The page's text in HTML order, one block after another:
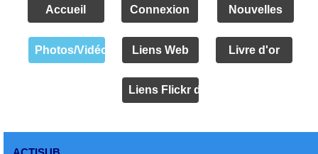
Accueil Connexion Nouvelles
Photos/Vidéos Liens Web Livre d'or
Liens Flickr des amis